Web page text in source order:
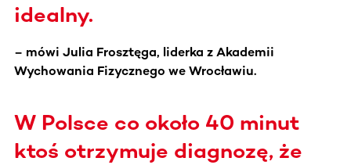
idealny.
– mówi Julia Frosztęga, liderka z Akademii
Wychowania Fizycznego we Wrocławiu.
W Polsce co około 40 minut
ktoś otrzymuje diagnozę, że